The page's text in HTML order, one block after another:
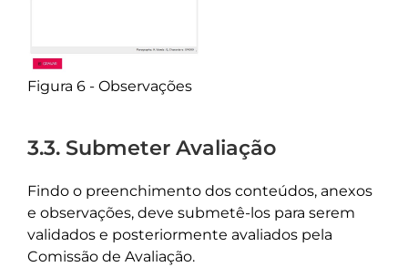
Figura 6 - Observações
3.3. Submeter Avaliação
Findo o preenchimento dos conteúdos, anexos
e observações, deve submetê-los para serem
validados e posteriormente avaliados pela
Comissão de Avaliação.